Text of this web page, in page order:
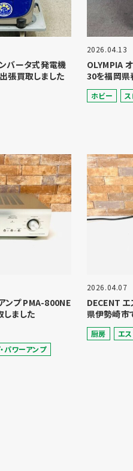
バータ式発電機
張買取しました
2026.04.13
OLYMPIA
30を福岡県
ホビー
ンプ PMA-800NE
ました
パワーアンプ
2026.04.07
DECENT
県伊勢崎市
厨房 エ